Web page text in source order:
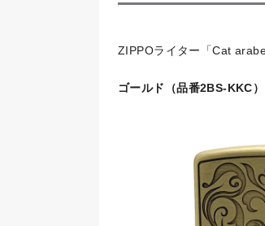
ZIPPOライター「Cat
ゴールド（品番2BS-KKC）